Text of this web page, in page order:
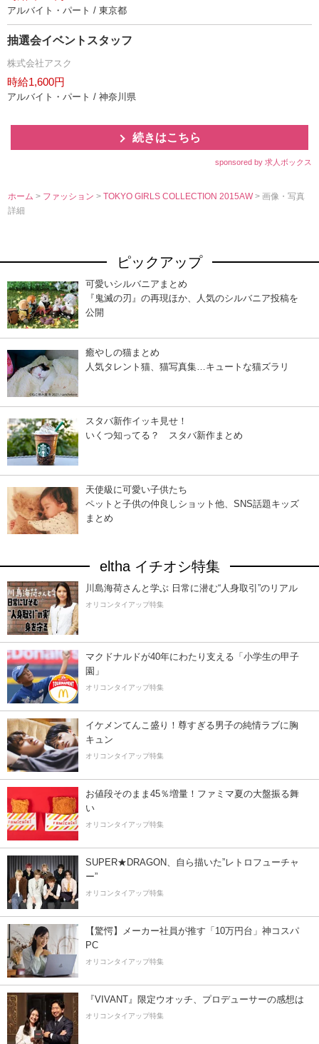
アルバイト・パート / 東京都
抽選会イベントスタッフ
株式会社アスク
時給1,600円
アルバイト・パート / 神奈川県
続きはこちら
sponsored by 求人ボックス
ホーム > ファッション>TOKYO GIRLS COLLECTION 2015AW> 画像・写真
詳細
ピックアップ
可愛いシルバニアまとめ
『鬼滅の刃』の再現ほか、人気のシルバニア投稿を
公開
癒やしの猫まとめ
人気タレント猫、猫写真集…キュートな猫ズラリ
スタバ新作イッキ見せ！
いくつ知ってる？ スタバ新作まとめ
天使級に可愛い子供たち
ペットと子供の仲良しショット他、SNS話題キッズ
まとめ
eltha イチオシ特集
川島海荷さんと学ぶ 日常に潜む“人身取引”のリアル
オリコンタイアップ特集
マクドナルドが40年にわたり支える「小学生の甲子
園」
オリコンタイアップ特集
イケメンてんこ盛り！尊すぎる男子の純情ラブに胸
キュン
オリコンタイアップ特集
お値段そのまま45％増量！ファミマ夏の大盤振る舞
い
オリコンタイアップ特集
SUPER★DRAGON、自ら描いた”レトロフューチャ
ー”
オリコンタイアップ特集
【驚愕】メーカー社員が推す「10万円台」神コスパ
PC
オリコンタイアップ特集
『VIVANT』限定ウオッチ、プロデューサーの感想は
オリコンタイアップ特集